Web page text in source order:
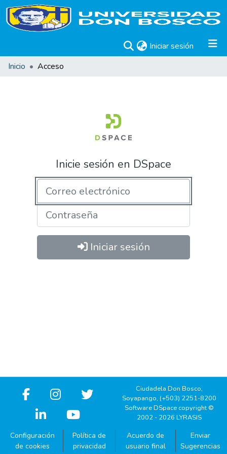
Iniciar sesión (current)
Inicio
Acceso
Inicie sesión en DSpace
Iniciar sesión
Ciudadela Don Bosco,
Soyapango, (+503) 2251-8200
Software DSpace copyright ©
2002 - 2026 LYRASIS
Configuración
de cookies
Política de
privacidad
Acuerdo de
usuario final
Enviar
Sugerencias